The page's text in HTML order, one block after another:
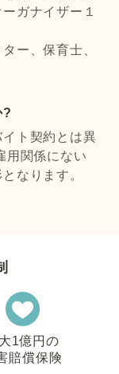
ガナイザー１
ー、保育士、
?
ト契約とは異
用関係にない
なります。
1億円の
賠償保険